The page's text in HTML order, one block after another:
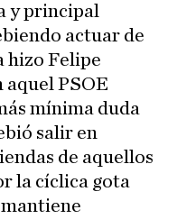
y principal
actuar de
hizo Felipe
aquel PSOE
mínima duda
salir en
de aquellos
la cíclica gota